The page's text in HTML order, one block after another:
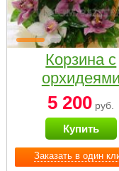
Заказать в один
Корзина с
орхидеями
малая
5 200 руб.
Купить